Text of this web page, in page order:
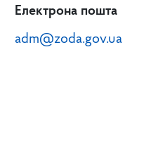
Електрона пошта
adm@zoda.gov.ua